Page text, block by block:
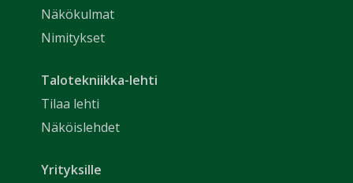
Näkökulmat
Nimitykset
Talotekniikka-lehti
Tilaa lehti
Näköislehdet
Yrityksille